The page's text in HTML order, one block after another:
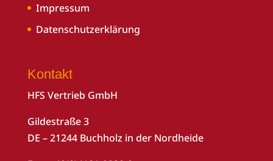
Impressum
Datenschutzerklärung
Kontakt
HFS Vertrieb GmbH
Gildestraße 3
DE – 21244 Buchholz in der Nordheide